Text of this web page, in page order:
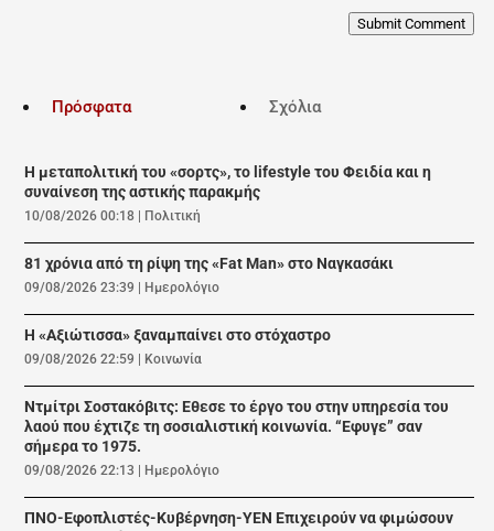
Submit Comment
Πρόσφατα Σχόλια
Η μεταπολιτική του «σορτς», το lifestyle του Φειδία και η
συναίνεση της αστικής παρακμής
10/08/2026 00:18 | Πολιτική
81 χρόνια από τη ρίψη της «Fat Man» στο Ναγκασάκι
09/08/2026 23:39 | Ημερολόγιο
Η «Αξιώτισσα» ξαναμπαίνει στο στόχαστρο
09/08/2026 22:59 | Κοινωνία
Ντμίτρι Σοστακόβιτς: Εθεσε το έργο του στην υπηρεσία του
λαού που έχτιζε τη σοσιαλιστική κοινωνία. “Εφυγε” σαν
σήμερα το 1975.
09/08/2026 22:13 | Ημερολόγιο
ΠΝΟ-Εφοπλιστές-Κυβέρνηση-ΥΕΝ Επιχειρούν να φιμώσουν